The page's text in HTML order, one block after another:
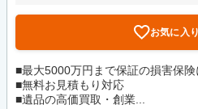
お気に入
■最大5000万円まで保証の損害保
■無料お見積もり対応
■遺品の高価買取・創業...